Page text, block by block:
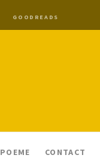
GOODREADS
POEME CONTACT